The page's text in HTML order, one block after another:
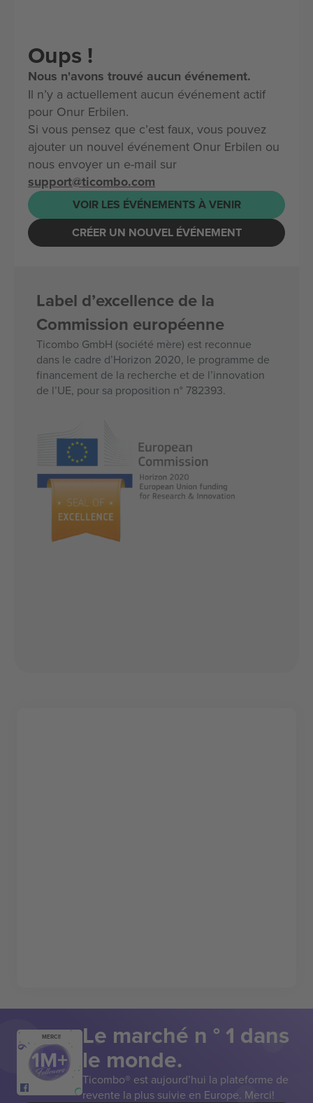
Oups !
Nous n'avons trouvé aucun événement.
Il n’y a actuellement aucun événement actif
pour Onur Erbilen.
Si vous pensez que c’est faux, vous pouvez
ajouter un nouvel événement Onur Erbilen ou
nous envoyer un e-mail sur
support@ticombo.com
VOIR LES ÉVÉNEMENTS À VENIR
CRÉER UN NOUVEL ÉVÉNEMENT
Label d’excellence de la
Commission européenne
Ticombo GmbH (société mère) est reconnue
dans le cadre d’Horizon 2020, le programme de
financement de la recherche et de l’innovation
de l’UE, pour sa proposition n° 782393.
MERCI! Le marché n ° 1 dans
le monde.
Ticombo® est aujourd’hui la plateforme de
revente la plus suivie en Europe. Merci!